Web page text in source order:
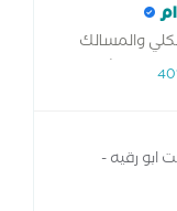
والمسالك
عين شمس
ابو رقيه -